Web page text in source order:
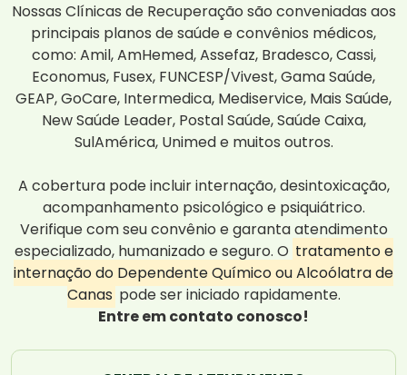
Nossas Clínicas de Recuperação são conveniadas aos
principais planos de saúde e convênios médicos,
como: Amil, AmHemed, Assefaz, Bradesco, Cassi,
Economus, Fusex, FUNCESP/Vivest, Gama Saúde,
GEAP, GoCare, Intermedica, Mediservice, Mais Saúde,
New Saúde Leader, Postal Saúde, Saúde Caixa,
SulAmérica, Unimed e muitos outros.
A cobertura pode incluir internação, desintoxicação,
acompanhamento psicológico e psiquiátrico.
Verifique com seu convênio e garanta atendimento
especializado, humanizado e seguro. O tratamento e
internação do Dependente Químico ou Alcoólatra de
Canas pode ser iniciado rapidamente.
Entre em contato conosco!